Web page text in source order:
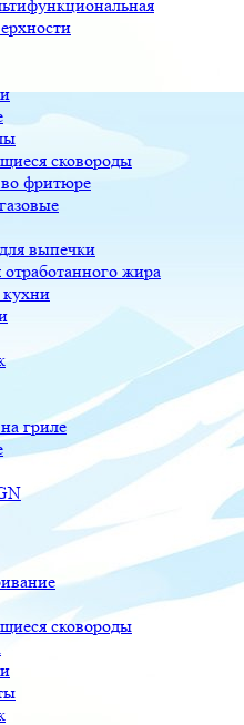
сковороды
фритюре
выпечки
жира
кухни
гриле
сковороды